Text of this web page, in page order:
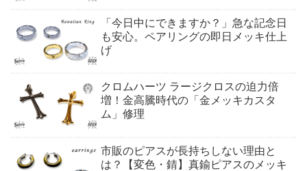
「今日中にできますか？」急な記念日
も安心。ペアリングの即日メッキ仕上
げ
クロムハーツ ラージクロスの迫力倍
増！金高騰時代の「金メッキカスタ
ム」修理
市販のピアスが長持ちしない理由と
は？【変色・錆】真鍮ピアスのメッキ